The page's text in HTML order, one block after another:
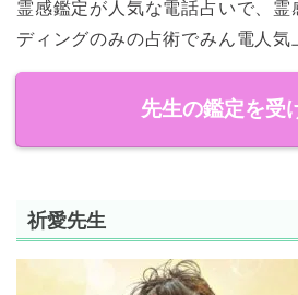
霊感鑑定が人気な電話占いで、霊
ディングのみの占術でみん電人気
先生の鑑定を受
祈愛先生